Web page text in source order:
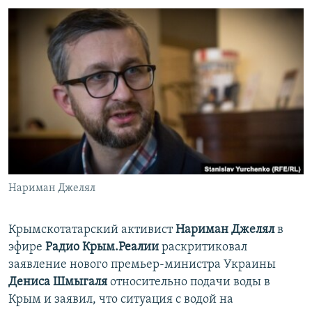
ИНФОГРАФИКА
ТЕЛЕПРОЕКТ КРЫМ.РЕАЛИИ
СОВЕТЫ ПРАВОЗАЩИТНИКОВ
ПРОПАВШИЕ БЕЗ ВЕСТИ
ПОБЕДИТЕЛЕЙ НЕ СУДЯТ?
КРЫМ.НЕПОКОРЕННЫЙ
УКРАИНСКАЯ ПРОБЛЕМА КРЫМА
КАК ОБОЙТИ БЛОКИРОВКУ
Українською
Qırımtatar
ПРИСОЕДИНЯЙТЕСЬ!
Нариман Джелял
Крымскотатарский активистНариман Джелялв
эфире Радио Крым.Реалии раскритиковал
заявление нового премьер-министра Украины
Дениса Шмыгаля относительно подачи воды в
Крым и заявил, что ситуация с водой на